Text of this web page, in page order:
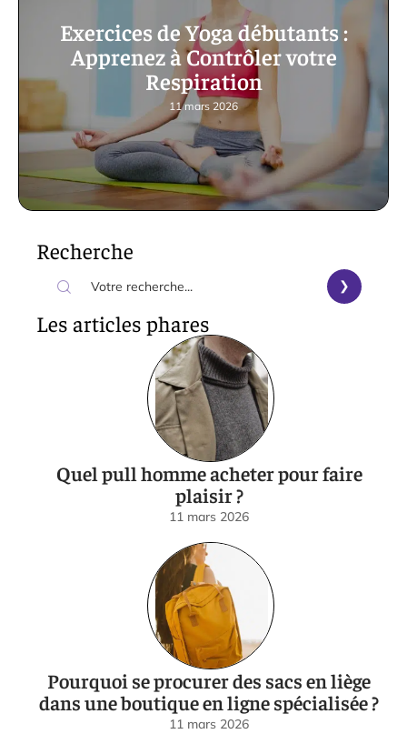
Exercices de Yoga débutants :
Apprenez à Contrôler votre
Respiration
11 mars 2026
Recherche
Les articles phares
Quel pull homme acheter pour faire
plaisir ?
11 mars 2026
Pourquoi se procurer des sacs en liège
dans une boutique en ligne spécialisée ?
11 mars 2026